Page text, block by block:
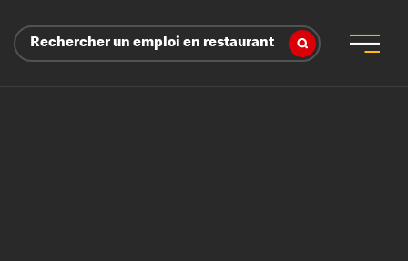
Rechercher un emploi en restaurant